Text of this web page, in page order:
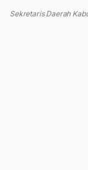
Sekretaris Daerah